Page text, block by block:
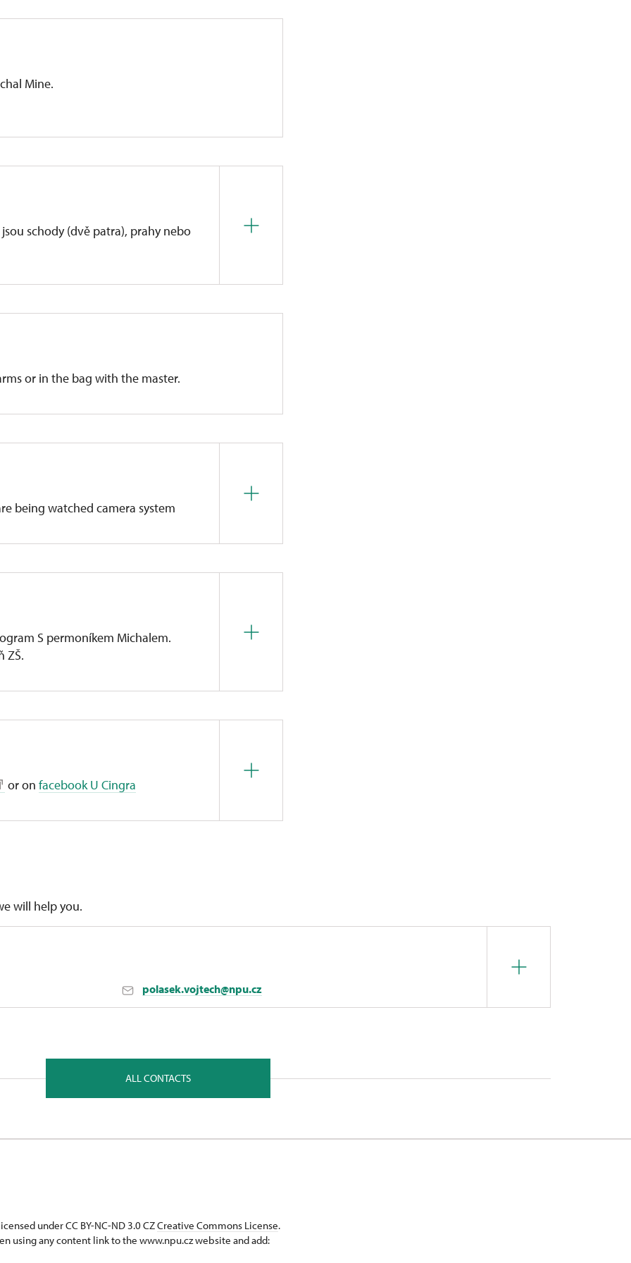
Mine.
schody (dvě patra), prahy nebo
prohlídku (prohlídka areálu Dolu Michal).
zajistit samostatný termín, kdy máme
or in the bag with the master.
being watched camera system
S permoníkem Michalem.
ZŠ.
a nakonec vyrobí elektřinu pro žárovku
or on facebook U Cingra
will help you.
polasek.vojtech@npu.cz
ALL CONTACTS
under CC BY-NC-ND 3.0 CZCreative Commons License.
using any content link to the www.npu.cz website and add: